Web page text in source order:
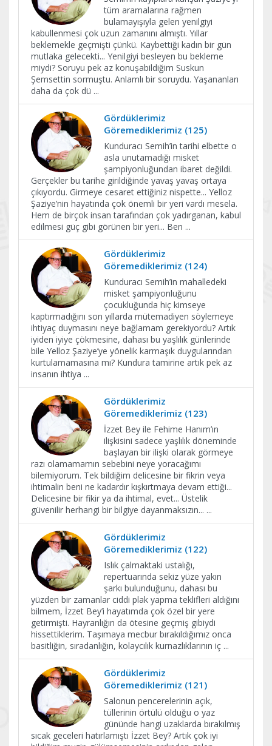
tüm aramalarına rağmen
bulamayışıyla gelen yenilgiyi
kabullenmesi çok uzun zamanını almıştı. Yıllar
beklemekle geçmişti çünkü. Kaybettiği kadın bir gün
mutlaka gelecekti... Yenilgiyi besleyen bu bekleme
miydi? Soruyu pek az konuşabildiğim Suskun
Şemsettin sormuştu. Anlamlı bir soruydu. Yaşananları
daha da çok dü ...
Gördüklerimiz
Göremediklerimiz (125)
Kunduracı Semih’in tarihi elbette o
asla unutamadığı misket
şampiyonluğundan ibaret değildi.
Gerçekler bu tarihe girildiğinde yavaş yavaş ortaya
çıkıyordu. Girmeye cesaret ettiğiniz nispette... Yelloz
Şaziye’nin hayatında çok önemli bir yeri vardı mesela.
Hem de birçok insan tarafından çok yadırganan, kabul
edilmesi güç gibi görünen bir yeri... Ben ...
Gördüklerimiz
Göremediklerimiz (124)
Kunduracı Semih’in mahalledeki
misket şampiyonluğunu
çocukluğunda hiç kimseye
kaptırmadığını son yıllarda mütemadiyen söylemeye
ihtiyaç duymasını neye bağlamam gerekiyordu? Artık
iyiden iyiye çökmesine, dahası bu yaşlılık günlerinde
bile Yelloz Şaziye’ye yönelik karmaşık duygularından
kurtulamamasına mı? Kundura tamirine artık pek az
insanın ihtiya ...
Gördüklerimiz
Göremediklerimiz (123)
İzzet Bey ile Fehime Hanım’ın
ilişkisini sadece yaşlılık döneminde
başlayan bir ilişki olarak görmeye
razı olamamamın sebebini neye yoracağımı
bilemiyorum. Tek bildiğim delicesine bir fikrin veya
ihtimalin beni ne kadardır kışkırtmaya devam ettiği...
Delicesine bir fikir ya da ihtimal, evet... Üstelik
güvenilir herhangi bir bilgiye dayanmaksızın... ...
Gördüklerimiz
Göremediklerimiz (122)
Islık çalmaktaki ustalığı,
repertuarında sekiz yüze yakın
şarkı bulunduğunu, dahası bu
yüzden bir zamanlar ciddi plak yapma teklifleri aldığını
bilmem, İzzet Bey’i hayatımda çok özel bir yere
getirmişti. Hayranlığın da ötesine geçmiş gibiydi
hissettiklerim. Taşımaya mecbur bırakıldığımız onca
basitliğin, sıradanlığın, kolaycılık kurnazlıklarının iç ...
Gördüklerimiz
Göremediklerimiz (121)
Salonun pencerelerinin açık,
tüllerinin örtülü olduğu o yaz
gününde hangi uzaklarda bırakılmış
sıcak geceleri hatırlamıştı İzzet Bey? Artık çok iyi